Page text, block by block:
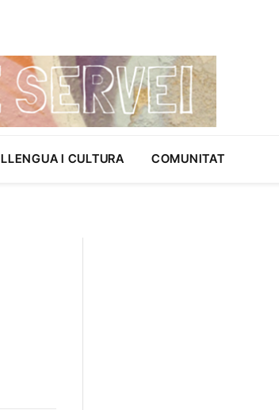
LLENGUA I CULTURA COMUNITAT